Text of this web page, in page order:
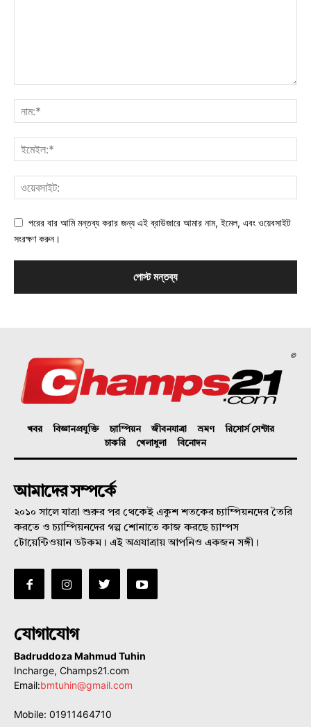
পরের বার আমি মন্তব্য করার জন্য এই ব্রাউজারে আমার নাম, ইমেল, এবং ওয়েবসাইট
সংরক্ষণ করুন।
©
খবর বিজ্ঞানপ্রযুক্তি চ্যাম্পিয়ন জীবনযাত্রা ভ্রমণ
রিসোর্স সেন্টার
চাকরি
খেলাধুলা বিনোদন
আমাদের সম্পর্কে
২০১০ সালে যাত্রা শুরুর পর থেকেই একুশ শতকের চ্যাম্পিয়নদের তৈরি
করতে ও চ্যাম্পিয়নদের গল্প শোনাতে কাজ করছে চ্যাম্পস
টোয়েন্টিওয়ান ডটকম। এই অগ্রযাত্রায় আপনিও একজন সঙ্গী।
যোগাযোগ
Badruddoza Mahmud Tuhin
Incharge, Champs21.com
Email:bmtuhin@gmail.com
Mobile: 01911464710